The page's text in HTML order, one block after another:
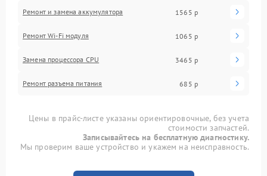
Ремонт и замена аккумулятора 1565 р
Ремонт Wi-Fi модуля 1065 р
Замена процессора CPU 3465 р
Ремонт разъема питания 685 р
Цены в прайс-листе указаны ориентировочные, без учета
стоимости запчастей.
Записывайтесь на бесплатную диагностику.
Мы проверим ваше устройство и укажем на неисправность.